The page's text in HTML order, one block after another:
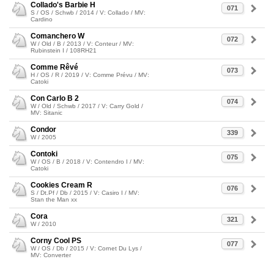
071
Collado's Barbie H
S / OS / Schwb / 2014 / V: Collado / MV:
Cardino
072
Comanchero W
W / Old / B / 2013 / V: Conteur / MV:
Rubinstein I / 108RH21
073
Comme Rêvé
H / OS / R / 2019 / V: Comme Prévu / MV:
Catoki
074
Con Carlo B 2
W / Old / Schwb / 2017 / V: Carry Gold /
MV: Sitanic
339
Condor
W / 2005
075
Contoki
W / OS / B / 2018 / V: Contendro I / MV:
Catoki
076
Cookies Cream R
S / Dt.Pf / Db / 2015 / V: Casiro I / MV:
Stan the Man xx
321
Cora
W / 2010
077
Corny Cool PS
W / OS / Db / 2015 / V: Cornet Du Lys /
MV: Converter